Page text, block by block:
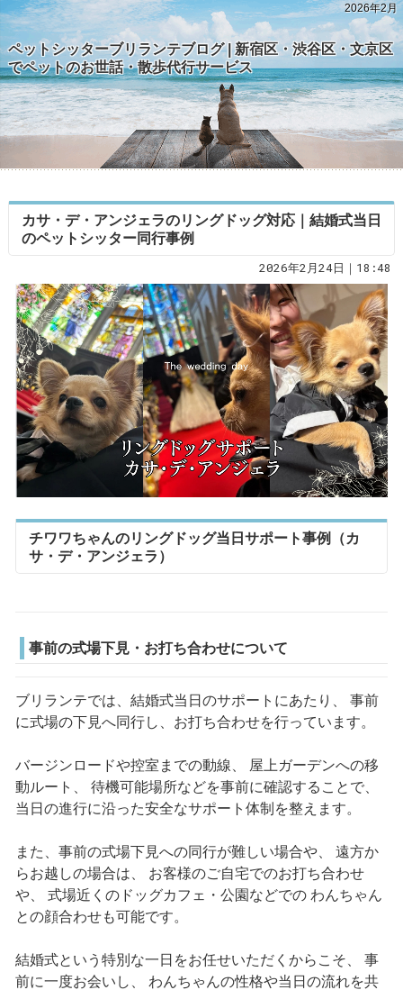
2026年2月
ペットシッターブリランテブログ | 新宿区・渋谷区・文京区
でペットのお世話・散歩代行サービス
カサ・デ・アンジェラのリングドッグ対応｜結婚式当日
のペットシッター同行事例
2026年2月24日｜18:48
チワワちゃんのリングドッグ当日サポート事例（カ
サ・デ・アンジェラ）
事前の式場下見・お打ち合わせについて
ブリランテでは、結婚式当日のサポートにあたり、 事前
に式場の下見へ同行し、お打ち合わせを行っています。
バージンロードや控室までの動線、 屋上ガーデンへの移
動ルート、 待機可能場所などを事前に確認することで、
当日の進行に沿った安全なサポート体制を整えます。
また、事前の式場下見への同行が難しい場合や、 遠方か
らお越しの場合は、 お客様のご自宅でのお打ち合わせ
や、 式場近くのドッグカフェ・公園などでの わんちゃん
との顔合わせも可能です。
結婚式という特別な一日をお任せいただくからこそ、 事
前に一度お会いし、 わんちゃんの性格や当日の流れを共